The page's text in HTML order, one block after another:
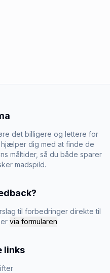
det billigere og lettere for
hjælper dig med at finde de
måltider, så du både sparer
madspild.
til forbedringer direkte til
via formularen
links